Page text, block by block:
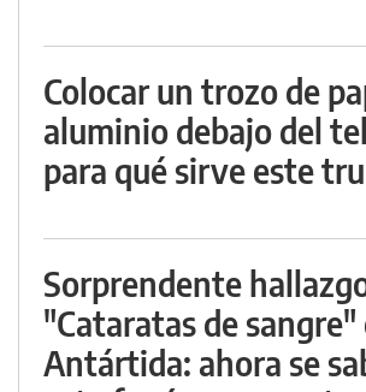
Colocar un trozo de
aluminio debajo del
para qué sirve este
Sorprendente
"Cataratas de sangre"
Antártida: ahora se